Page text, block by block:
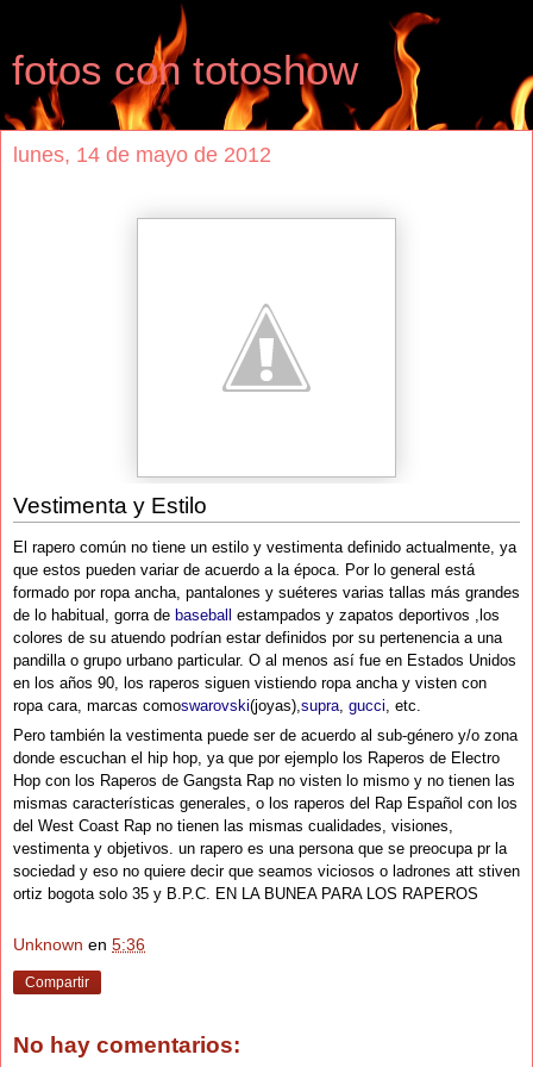
fotos con totoshow
lunes, 14 de mayo de 2012
Vestimenta y Estilo
El rapero común no tiene un estilo y vestimenta definido actualmente, ya
que estos pueden variar de acuerdo a la época. Por lo general está
formado por ropa ancha, pantalones y suéteres varias tallas más grandes
de lo habitual, gorra de baseball
estampados y zapatos deportivos ,los
colores de su atuendo podrían estar definidos por su pertenencia a una
pandilla o grupo urbano particular. O al menos así fue en Estados Unidos
en los años 90, los raperos siguen vistiendo ropa ancha y visten con
ropa cara, marcas comoswarovski(joyas), supra gucci , etc.
Pero también la vestimenta puede ser de acuerdo al sub-género y/o zona
donde escuchan el hip hop, ya que por ejemplo los Raperos de Electro
Hop con los Raperos de Gangsta Rap no visten lo mismo y no tienen las
mismas características generales, o los raperos del Rap Español con los
del West Coast Rap no tienen las mismas cualidades, visiones,
vestimenta y objetivos. un rapero es una persona que se preocupa pr la
sociedad y eso no quiere decir que seamos viciosos o ladrones att stiven
ortiz bogota solo 35 y B.P.C. EN LA BUNEA PARA LOS RAPEROS
Unknown en 5:36
Compartir
No hay comentarios: